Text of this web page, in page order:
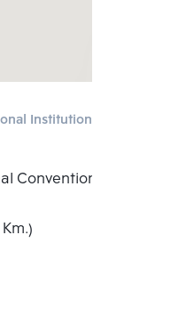
Institution
Convention Centre